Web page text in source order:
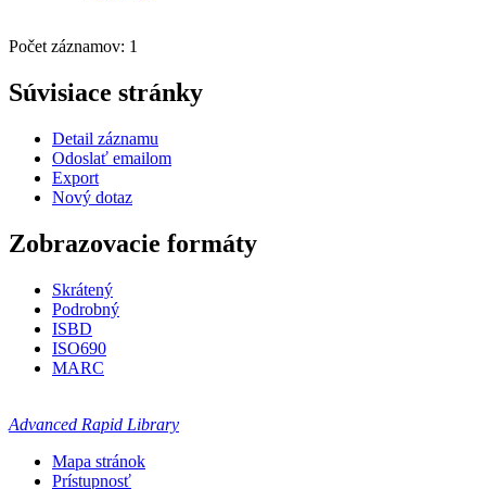
Počet záznamov: 1
Súvisiace stránky
Detail záznamu
Odoslať emailom
Export
Nový dotaz
Zobrazovacie formáty
Skrátený
Podrobný
ISBD
ISO690
MARC
Advanced Rapid Library
Mapa stránok
Prístupnosť